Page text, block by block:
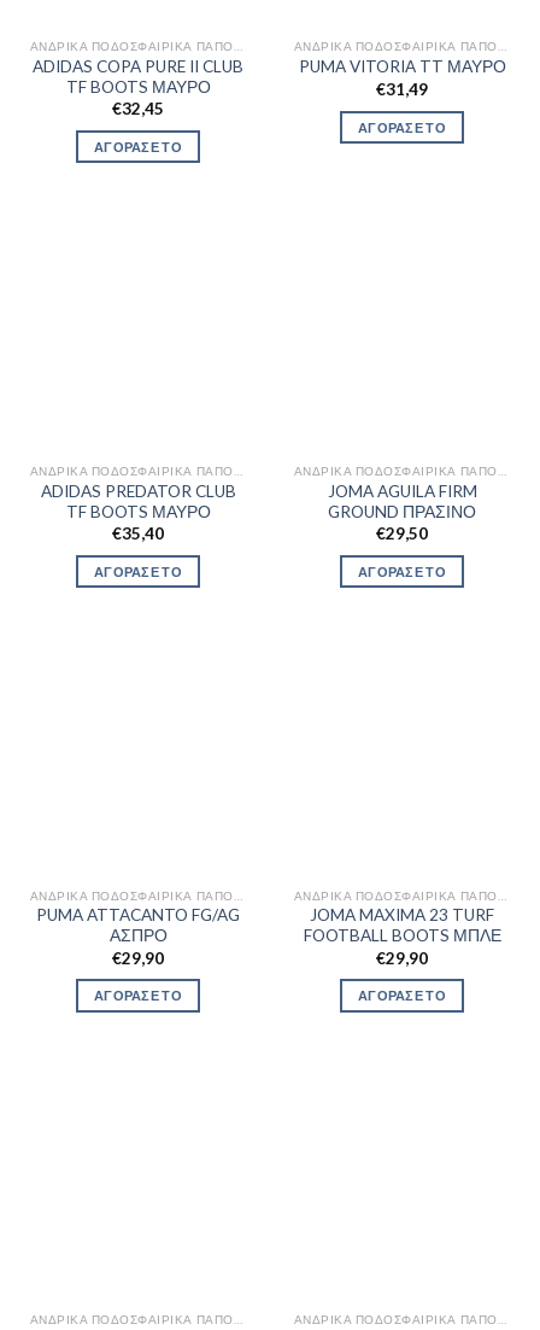
ADIDAS COPA PURE II CLUB
TF BOOTS ΜΑΥΡΟ
€32,45
ΑΓΟΡΑΣΕ ΤΟ
PUMA VITORIA TT ΜΑΥΡΟ
€31,49
ΑΓΟΡΑΣΕ ΤΟ
ADIDAS PREDATOR CLUB
TF BOOTS ΜΑΥΡΟ
€35,40
ΑΓΟΡΑΣΕ ΤΟ
JOMA AGUILA FIRM
GROUND ΠΡΑΣΙΝΟ
€29,50
ΑΓΟΡΑΣΕ ΤΟ
PUMA ATTACANTO FG/AG
ΑΣΠΡΟ
€29,90
ΑΓΟΡΑΣΕ ΤΟ
JOMA MAXIMA 23 TURF
FOOTBALL BOOTS ΜΠΛΕ
€29,90
ΑΓΟΡΑΣΕ ΤΟ